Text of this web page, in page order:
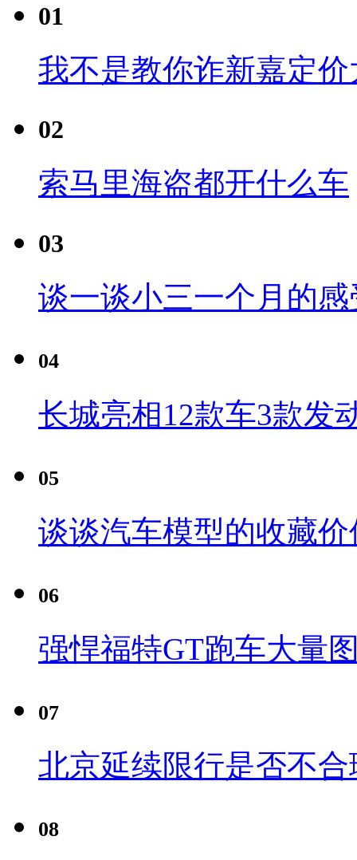
01
我不是教你诈新嘉定
02
索马里海盗都开什么车
03
谈一谈小三一个月的感
04
长城亮相12款车3款发
05
谈谈汽车模型的收藏价
06
强悍福特GT跑车大量
07
北京延续限行是否不
08